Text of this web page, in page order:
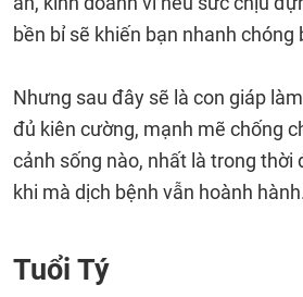
bền bỉ sẽ khiến bạn nhanh chóng
Nhưng sau đây sẽ là con giáp
đủ kiên cường, mạnh mẽ chống
cảnh sống nào, nhất là trong thời
khi mà dịch bệnh vẫn hoành
Tuổi Tý